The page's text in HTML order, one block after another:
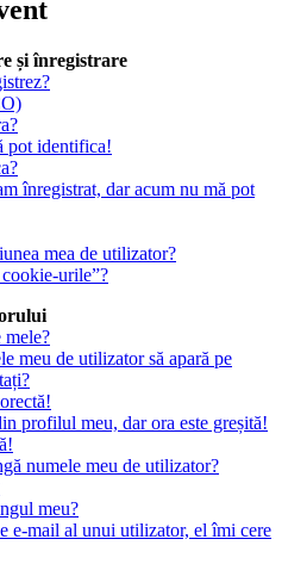
și înregistrare
pot identifica!
înregistrat, dar acum nu mă pot
mea de utilizator?
urile”?
mele?
meu de utilizator să apară pe
profilul meu, dar ora este greșită!
numele meu de utilizator?
meu?
e-mail al unui utilizator, el îmi cere